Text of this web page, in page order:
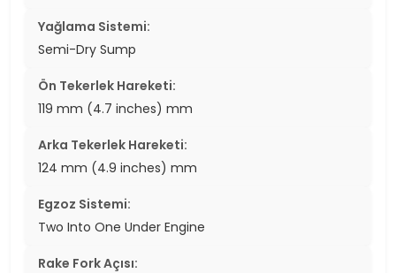
Yağlama Sistemi:
Semi-Dry Sump
Ön Tekerlek Hareketi:
119 mm (4.7 inches) mm
Arka Tekerlek Hareketi:
124 mm (4.9 inches) mm
Egzoz Sistemi:
Two Into One Under Engine
Rake Fork Açısı: